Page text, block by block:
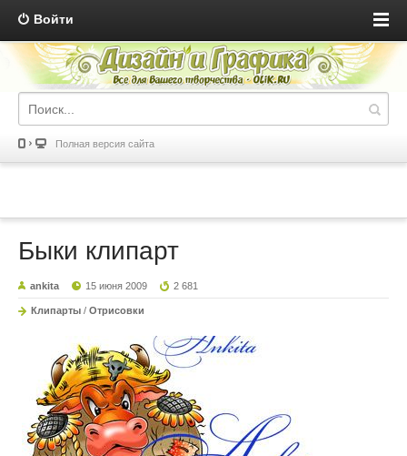
Войти
Полная версия сайта
Быки клипарт
ankita 15 июня 2009 2 681
Клипарты / Отрисовки